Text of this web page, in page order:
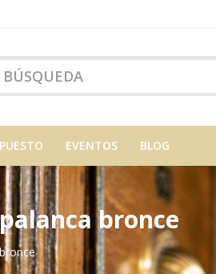
EVENTOS BLOG
bronce